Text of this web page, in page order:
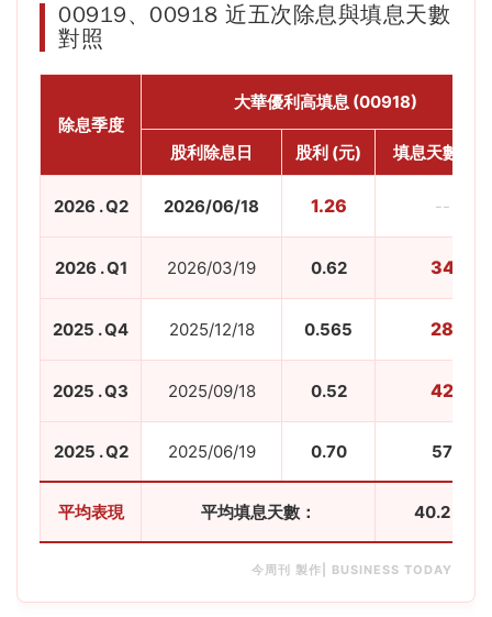
00919、00918 近五次除息與填息天數
對照
除息季度
大華優利高填息 (00918)
股利除息日 股利 (元) 填息天數 (天)
2026 . Q2 2026/06/18 1.26 --
2026 . Q1 2026/03/19 0.62 34
2025 . Q4 2025/12/18 0.565 28
2025 . Q3 2025/09/18 0.52 42
2025 . Q2 2025/06/19 0.70 57
平均表現 平均填息天數： 40.2 天
今周刊 製作| BUSINESS TODAY